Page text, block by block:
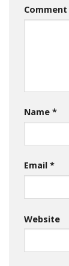
Comment
Name *
Email *
Website